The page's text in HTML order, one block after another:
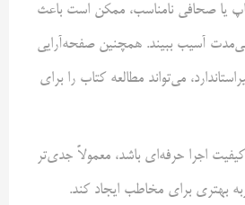
یا صحافی نامناسب، ممکن است باعث
آسیب ببیند. همچنین صفحه‌آرایی
می‌تواند مطالعه کتاب را برای
اجرا حرفه‌ای باشد، معمولاً جدی‌تر
بهتری برای مخاطب ایجاد کند.